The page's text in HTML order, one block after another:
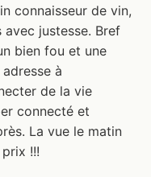
connaisseur de vin,
justesse. Bref
bien fou et une
à
de la vie
connecté et
La vue le matin
!!!